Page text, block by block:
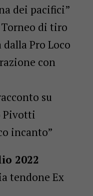
dei pacifici”
di tiro
Pro Loco
con
su
Pivotti
incanto”
2022
tendone Ex